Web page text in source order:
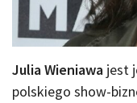
Julia Wieniawa jest
polskiego show-